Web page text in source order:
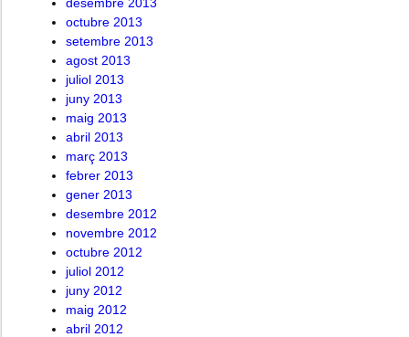
octubre 2013
setembre 2013
agost 2013
juliol 2013
juny 2013
maig 2013
abril 2013
març 2013
febrer 2013
gener 2013
desembre 2012
novembre 2012
octubre 2012
juliol 2012
juny 2012
maig 2012
abril 2012